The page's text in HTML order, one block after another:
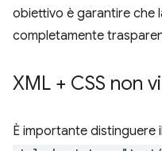
obiettivo è garantire che
completamente
XML + CSS non
È importante distinguere